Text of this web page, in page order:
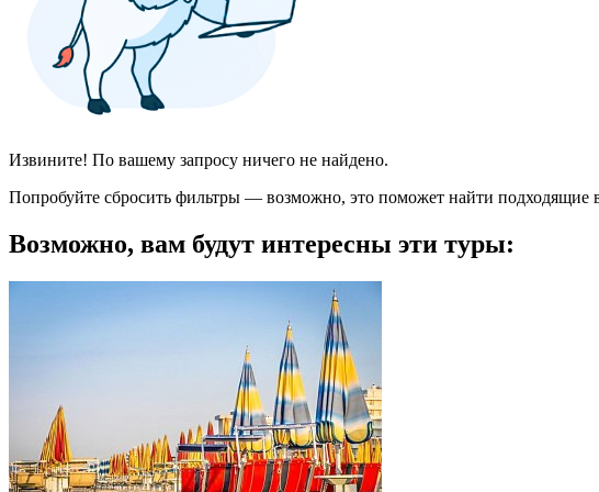
Извините! По вашему запросу ничего не найдено.
Попробуйте сбросить фильтры — возможно, это поможет найти подходящие
Возможно, вам будут интересны эти туры: